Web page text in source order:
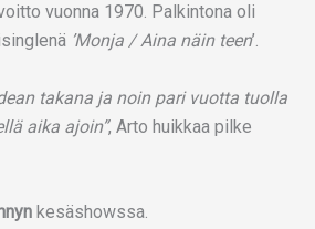
vuonna 1970. Palkintona oli
’Monja / Aina näin teen’.
takana ja noin pari vuotta tuolla
aika ajoin”, Arto huikkaa pilke
kesäshowssa.